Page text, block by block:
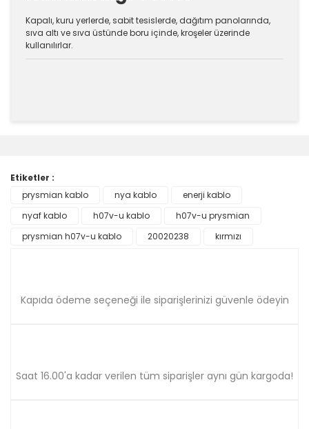
Kapalı, kuru yerlerde, sabit tesislerde, dağıtım panolarında,
sıva altı ve sıva üstünde boru içinde, kroşeler üzerinde
kullanılırlar.
Ürün resmi kalitesiz, bozuk veya görüntülenemiyor.
Ürün açıklamasında eksik bilgiler bulunuyor.
Ürün bilgilerinde hatalar bulunuyor.
Etiketler :
prysmian kablo
nya kablo
enerji kablo
nyaf kablo
h07v-u kablo
h07v-u prysmian
prysmian h07v-u kablo
20020238 kırmızı
Kapıda ödeme seçeneği ile siparişlerinizi güvenle ödeyin
Saat 16.00'a kadar verilen tüm siparişler aynı gün kargoda!